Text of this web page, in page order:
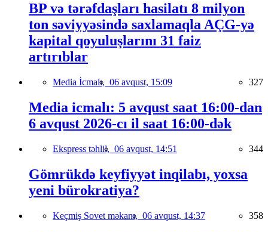
BP və tərəfdaşları hasilatı 8 milyon
ton səviyyəsində saxlamaqla AÇG-yə
kapital qoyuluşlarını 31 faiz
artırıblar
Media İcmalı, 06 avqust, 15:09 327
Media icmalı: 5 avqust saat 16:00-dan
6 avqust 2026-cı il saat 16:00-dək
Ekspress təhlil, 06 avqust, 14:51 344
Gömrükdə keyfiyyət inqilabı, yoxsa
yeni bürokratiya?
Keçmiş Sovet məkanı, 06 avqust, 14:37 358